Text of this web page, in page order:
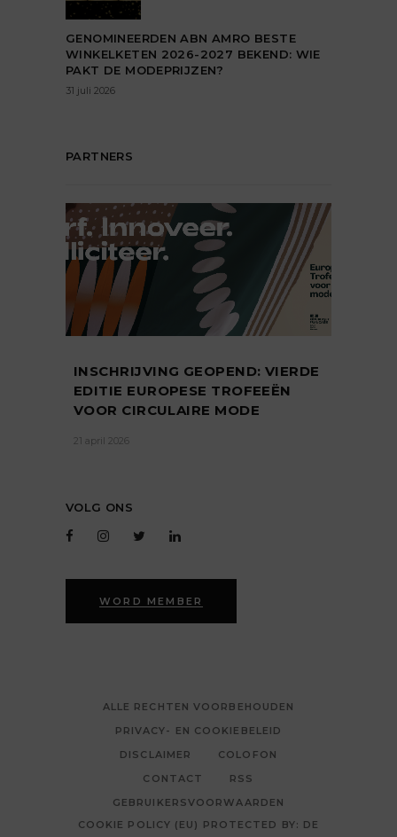
GENOMINEERDEN ABN AMRO BESTE
WINKELKETEN 2026-2027 BEKEND: WIE
PAKT DE MODEPRIJZEN?
31 juli 2026
PARTNERS
INSCHRIJVING GEOPEND: VIERDE
EDITIE EUROPESE TROFEEËN
VOOR CIRCULAIRE MODE
21 april 2026
VOLG ONS
WORD MEMBER
ALLE RECHTEN VOORBEHOUDEN
PRIVACY- EN COOKIEBELEID
DISCLAIMER
COLOFON
CONTACT
RSS
GEBRUIKERSVOORWAARDEN
COOKIE POLICY (EU) PROTECTED BY: DE